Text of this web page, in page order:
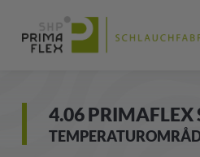
4.06 PRIMAFLEX